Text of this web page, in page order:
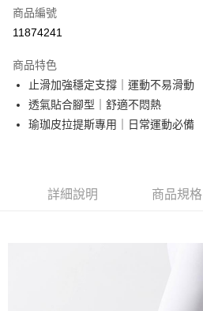
超商取貨付款
Apple Pay
街口支付
商品編號
11874241
商品特色
止滑加強穩定支撐｜運動不易滑動
透氣貼合腳型｜舒適不悶熱
瑜珈皮拉提斯專用｜日常運動必備
詳細說明 商品規格